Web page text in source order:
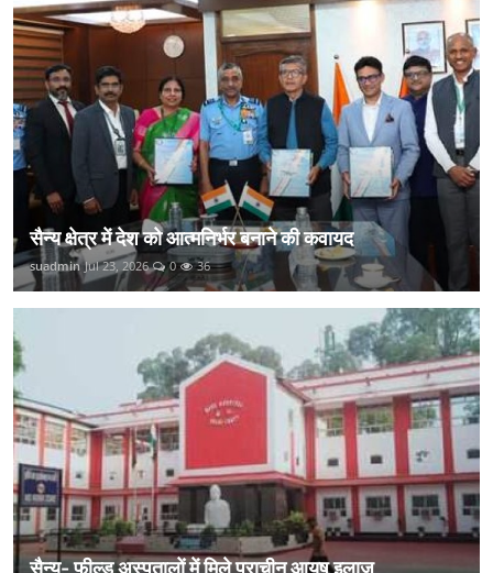
सैन्य क्षेत्र में देश को आत्मनिर्भर बनाने की कवायद
suadmin Jul 23, 2026 0 36
सैन्य- फील्ड अस्पतालों में मिले प्राचीन आयुष इलाज